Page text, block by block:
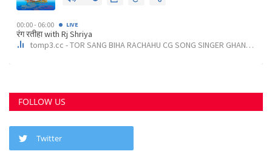
FOLLOW US
Twitter